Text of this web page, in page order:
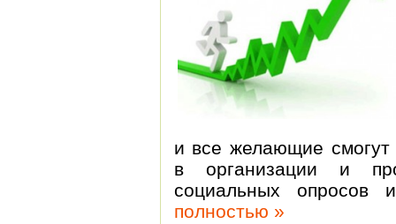
и все желающие смогут
в организации и
социальных опросов
полностью »